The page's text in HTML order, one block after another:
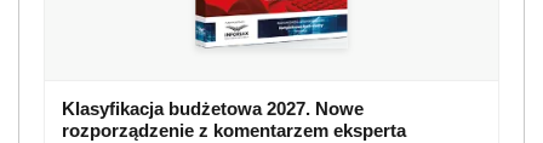
Klasyfikacja budżetowa 2027. Nowe
rozporządzenie z komentarzem eksperta